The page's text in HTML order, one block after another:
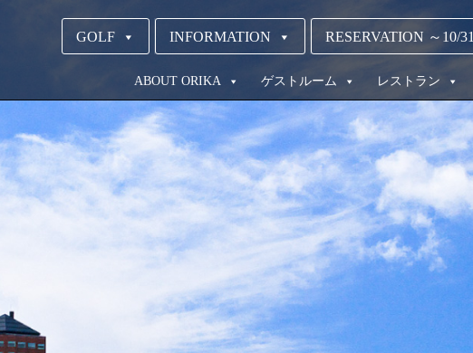
GOLF INFORMATION RESERVATION ～10/31
ABOUT ORIKA ゲストルーム レストラン